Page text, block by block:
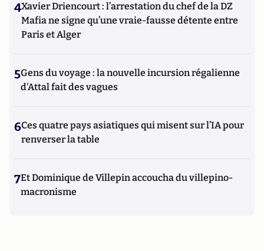
4Xavier Driencourt : l’arrestation du chef de la DZ
Mafia ne signe qu’une vraie-fausse détente entre
Paris et Alger
5Gens du voyage : la nouvelle incursion régalienne
d'Attal fait des vagues
6Ces quatre pays asiatiques qui misent sur l’IA pour
renverser la table
7Et Dominique de Villepin accoucha du villepino-
macronisme